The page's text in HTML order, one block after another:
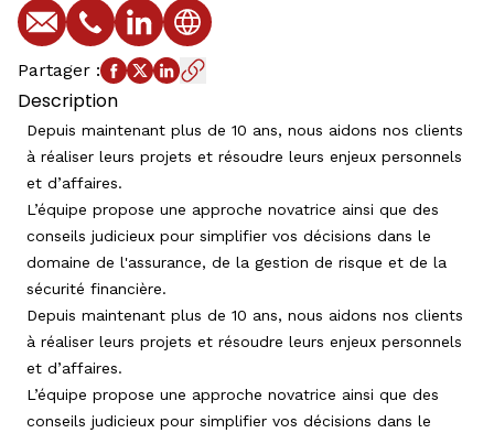
E-mailTéléphoneProfil LinkedIn
Site web
Partager :
Description
Depuis maintenant plus de 10 ans, nous aidons nos clients
à réaliser leurs projets et résoudre leurs enjeux personnels
et d’affaires.
L’équipe propose une approche novatrice ainsi que des
conseils judicieux pour simplifier vos décisions dans le
domaine de l'assurance, de la gestion de risque et de la
sécurité financière.
Depuis maintenant plus de 10 ans, nous aidons nos clients
à réaliser leurs projets et résoudre leurs enjeux personnels
et d’affaires.
L’équipe propose une approche novatrice ainsi que des
conseils judicieux pour simplifier vos décisions dans le